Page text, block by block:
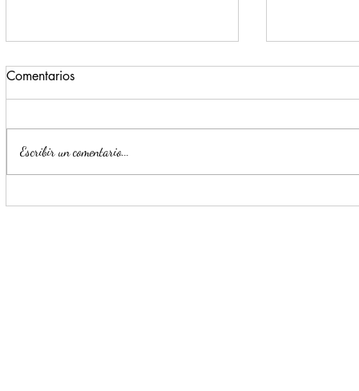
Impulsa Mijes 'Modo
Para
Comentarios
Escribir un comentario...